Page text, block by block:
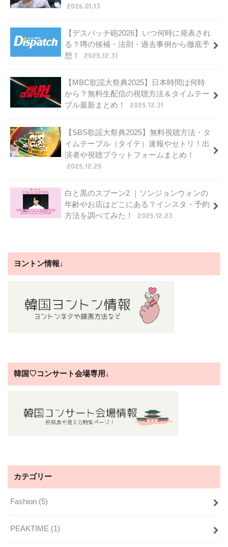
2026.01.13
【デスパッチ砲2026】いつ何時に発表され
る？噂の候補・法則・過去事例から徹底予
想！
2025.12.31
【MBC歌謡大祭典2025】日本時間は何時
から？無料生配信の視聴方法＆タイムテー
ブル最新まとめ！
2025.12.31
【SBS歌謡大祭典2025】無料視聴方法・タ
イムテーブル（タイテ）速報やセトリ！出
演者や視聴プラットフォームまとめ！
2025.12.25
白と黒のスプーン2 ｜ソンジョンウォンの
年齢やお店はどこにある？インスタ・予約
方法を調べてみた！
2025.12.23
ヨントン情報↓
韓国♡コンサート会場専用↓
カテゴリー
Fashion (5)
PEAKTIME (1)